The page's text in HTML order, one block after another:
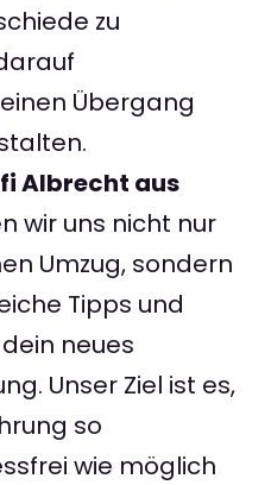
zu
Übergang
Albrecht aus
wir uns nicht nur
Umzug, sondern
Tipps und
neues
Unser Ziel ist es,
so
wie möglich